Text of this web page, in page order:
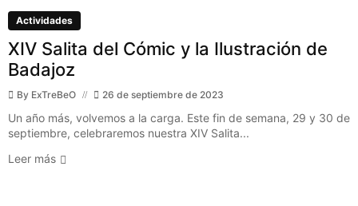
Actividades
XIV Salita del Cómic y la Ilustración de
Badajoz
By ExTreBeO 26 de septiembre de 2023
Un año más, volvemos a la carga. Este fin de semana, 29 y 30 de
septiembre, celebraremos nuestra XIV Salita...
Leer más